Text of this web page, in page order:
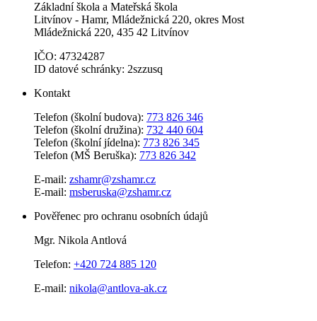
Základní škola a Mateřská škola
Litvínov - Hamr, Mládežnická 220, okres Most
Mládežnická 220, 435 42 Litvínov
IČO: 47324287
ID datové schránky: 2szzusq
Kontakt
Telefon (školní budova): 773 826 346
Telefon (školní družina): 732 440 604
Telefon (školní jídelna): 773 826 345
Telefon (MŠ Beruška): 773 826 342
E-mail: zshamr@zshamr.cz
E-mail: msberuska@zshamr.cz
Pověřenec pro ochranu osobních údajů
Mgr. Nikola Antlová
Telefon: +420 724 885 120
E-mail: nikola@antlova-ak.cz